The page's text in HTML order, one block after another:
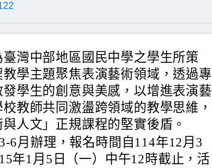
灣中部地區國民中學之學生所策
學主題聚焦表演藝術領域，透過專
學生的創意與美感，以增進表演藝
教師共同激盪跨領域的教學思維，
人文」正規課程的堅實後盾。
6月辦理，報名時間自114年12月3
年1月5日（一）中午12時截止，活